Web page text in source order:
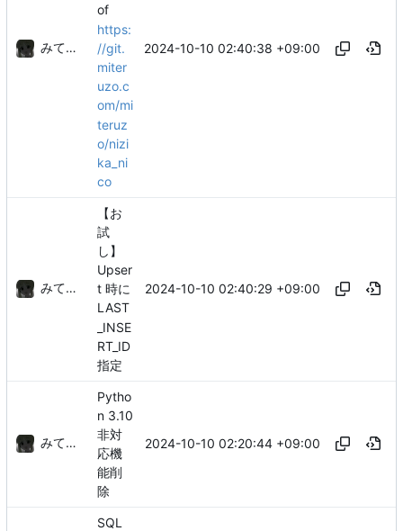
みてるぞ
of
https:
//git.
miter
uzo.c
om/mi
teruz
o/nizi
ka_ni
co
2024-10-10 02:40:38 +09:00
みてるぞ
【お
試
し】
Upser
t 時に
LAST
_INSE
RT_ID
指定
2024-10-10 02:40:29 +09:00
みてるぞ
Pytho
n 3.10
非対
応機
能削
除
2024-10-10 02:20:44 +09:00
SQL